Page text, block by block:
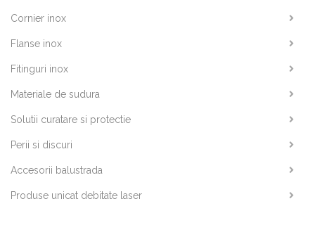
Cornier inox
Flanse inox
Fitinguri inox
Materiale de sudura
Solutii curatare si protectie
Perii si discuri
Accesorii balustrada
Produse unicat debitate laser